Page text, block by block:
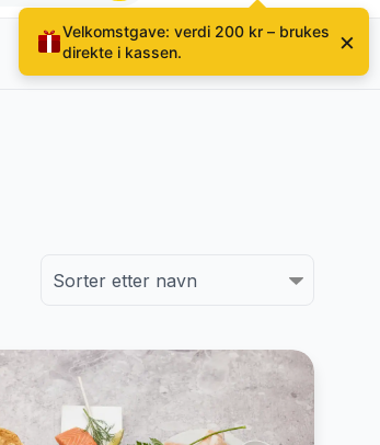
Velkomstgave: verdi 200 kr – brukes
direkte i kassen.
×